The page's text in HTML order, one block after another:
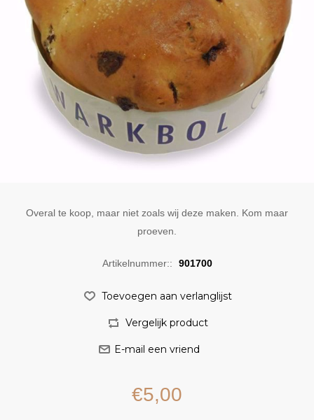
Overal te koop, maar niet zoals wij deze maken. Kom maar
proeven.
Artikelnummer:: 901700
€5,00